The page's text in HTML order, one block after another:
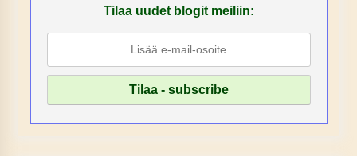
Tilaa uudet blogit meiliin: